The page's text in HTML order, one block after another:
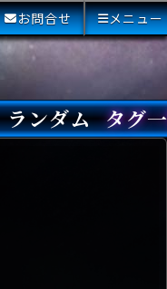
お問合せ メニュー
ランダム タグ